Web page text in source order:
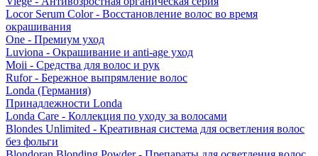
Locor Serum Color - Восстановление волос во время
окрашивания
One - Премиум уход
Luviona - Окрашивание и anti-age уход
Moii - Средства для волос и рук
Rufor - Бережное выпрямление волос
Londa (Германия)
Принадлежности Londa
Londa Care - Коллекция по уходу за волосами
Blondes Unlimited - Креативная система для осветления волос
без фольги